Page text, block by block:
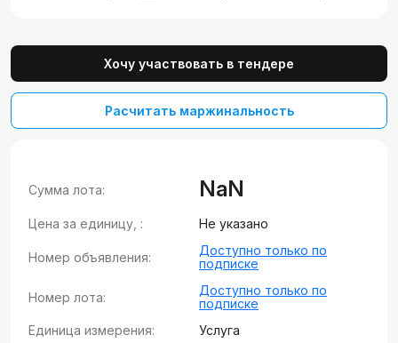
Хочу участвовать в тендере
Расчитать маржинальность
Сумма лота: NaN
Цена за единицу, : Не указано
Номер объявления:
Доступно только по
подписке
Номер лота:
Доступно только по
подписке
Единица измерения:
Услуга